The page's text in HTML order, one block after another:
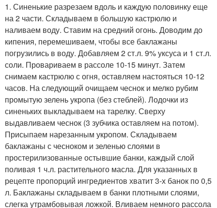
1. Синенькие разрезаем вдоль и каждую половинку еще
на 2 части. Складываем в большую кастрюлю и
наливаем воду. Ставим на средний огонь. Доводим до
кипения, перемешиваем, чтобы все баклажаны
погрузились в воду. Добавляем 2 ст.л. 9% уксуса и 1 ст.л.
соли. Провариваем в рассоле 10-15 минут. Затем
снимаем кастрюлю с огня, оставляем настояться 10-12
часов. На следующий очищаем чеснок и мелко рубим
промытую зелень укропа (без стеблей). Лодочки из
синеньких выкладываем на тарелку. Сверху
выдавливаем чеснок (3 зубчика оставляем на потом).
Присыпаем нарезанным укропом. Складываем
баклажаны с чесноком и зеленью слоями в
простерилизованные остывшие банки, каждый слой
поливая 1 ч.л. растительного масла. Для указанных в
рецепте пропорций ингредиентов хватит 3-х банок по 0,5
л. Баклажаны складываем в банки плотными слоями,
слегка утрамбовывая ложкой. Вливаем немного рассола